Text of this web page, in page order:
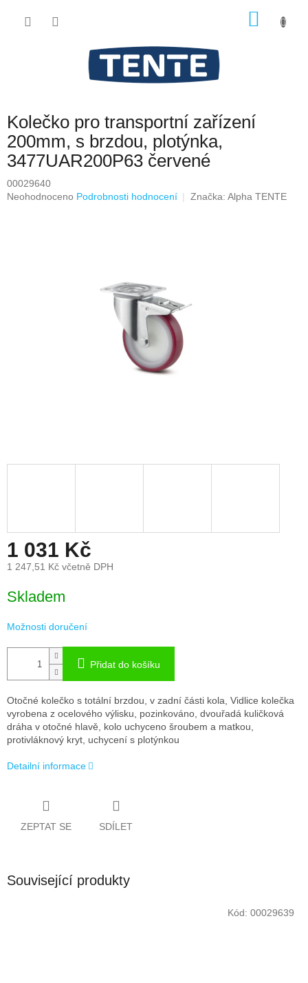
Kolečko pro transportní zařízení
200mm, s brzdou, plotýnka,
3477UAR200P63 červené
00029640
Průměrné
Neohodnoceno Podrobnosti hodnocení Značka: Alpha TENTE
1 031 Kč
1 247,51 Kč včetně DPH
cena:
Skladem
Možnosti doručení
Přidat do košíku
Otočné kolečko s totální brzdou, v zadní části kola, Vidlice kolečka
vyrobena z ocelového výlisku, pozinkováno, dvouřadá kuličková
dráha v otočné hlavě, kolo uchyceno šroubem a matkou,
protivláknový kryt, uchycení s plotýnkou
Detailní informace
ZEPTAT SE SDÍLET
Související produkty
Kód: 00029639